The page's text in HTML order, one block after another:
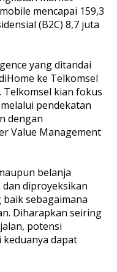
mencapai 159,3
(B2C) 8,7 juta
yang ditandai
ke Telkomsel
kian fokus
pendekatan
dengan
Value Management
belanja
diproyeksikan
sebagaimana
Diharapkan seiring
potensi
dapat